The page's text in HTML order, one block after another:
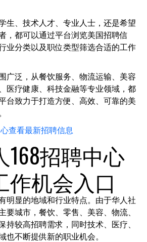
生、技术人才、专业人士，还是希望
，都可以通过平台浏览美国招聘信
业分类以及职位类型筛选合适的工作
广泛，从餐饮服务、物流运输、美容
医疗健康、科技金融等专业领域，都
台致力于打造方便、高效、可靠的美
查看最新招聘信息
168招聘中心
作机会入口
明显的地域和行业特点。由于华人社
要城市，餐饮、零售、美容、物流、
持较高招聘需求，同时技术、医疗、
也不断提供新的职业机会。